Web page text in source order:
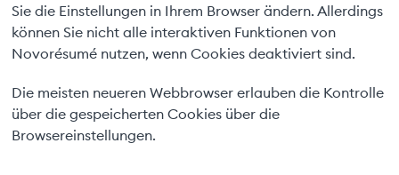
Sie die Einstellungen in Ihrem Browser ändern. Allerdings
können Sie nicht alle interaktiven Funktionen von
Novorésumé nutzen, wenn Cookies deaktiviert sind.
Die meisten neueren Webbrowser erlauben die Kontrolle
über die gespeicherten Cookies über die
Browsereinstellungen.